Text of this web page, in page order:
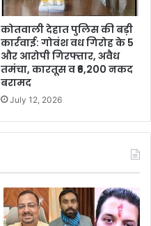
कोतवाली देहात पुलिस की बड़ी
कार्रवाई: गोवंश वध गिरोह के 5
और आरोपी गिरफ्तार, अवैध
तमंचा, कारतूस व ₹6,200 नकद
बरामद
July 12, 2026